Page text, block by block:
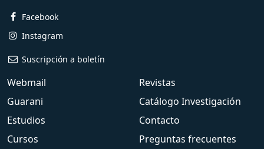
Facebook
Instagram
Suscripción a boletín
Webmail
Guarani
Estudios
Cursos
Revistas
Catálogo Investigación
Contacto
Preguntas frecuentes